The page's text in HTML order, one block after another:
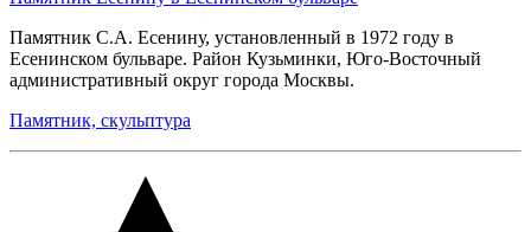
Памятник С.А. Есенину, установленный в 1972 году в
Есенинском бульваре. Район Кузьминки, Юго-Восточный
административный округ города Москвы.
Памятник, скульптура